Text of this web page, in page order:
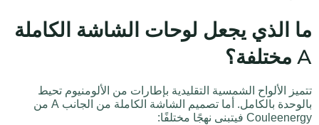
ما الذي يجعل لوحات الشاشة الكاملة
A مختلفة؟
تتميز الألواح الشمسية التقليدية بإطارات من الألومنيوم تحيط
بالوحدة بالكامل. أما تصميم الشاشة الكاملة من الجانب A من
Couleenergy فيتبنى نهجًا مختلفًا: